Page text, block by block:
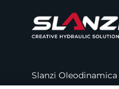
Slanzi Oleodinamica